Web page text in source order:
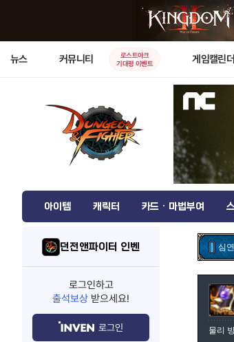
뉴스 커뮤니티
로스트아크
기대평 이벤트
게임캘린더
아이템 캐릭터 카드 · 마법부여
던전앤파이터 인벤
로그인하고
출석보상 받으세요!
로그인
심
물리